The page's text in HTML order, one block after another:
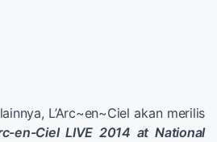
L’Arc~en~Ciel akan merilis
en-Ciel LIVE 2014 at National